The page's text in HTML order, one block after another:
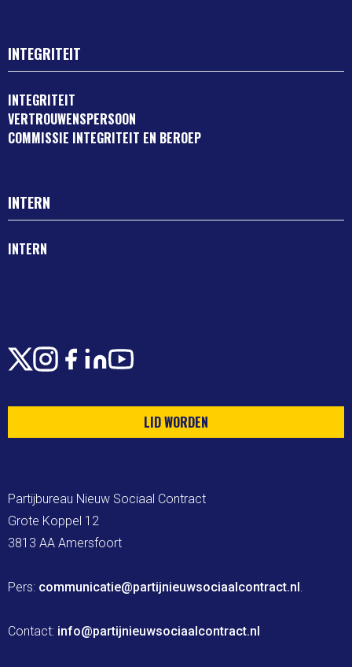
INTEGRITEIT
INTEGRITEIT
VERTROUWENSPERSOON
COMMISSIE INTEGRITEIT EN BEROEP
INTERN
INTERN
X Instagram
Facebook
LinkedIn
Youtube
LID WORDEN
Partijbureau Nieuw Sociaal Contract
Grote Koppel 12
3813 AA Amersfoort
Pers: communicatie@partijnieuwsociaalcontract.nl .
Contact: info@partijnieuwsociaalcontract.nl